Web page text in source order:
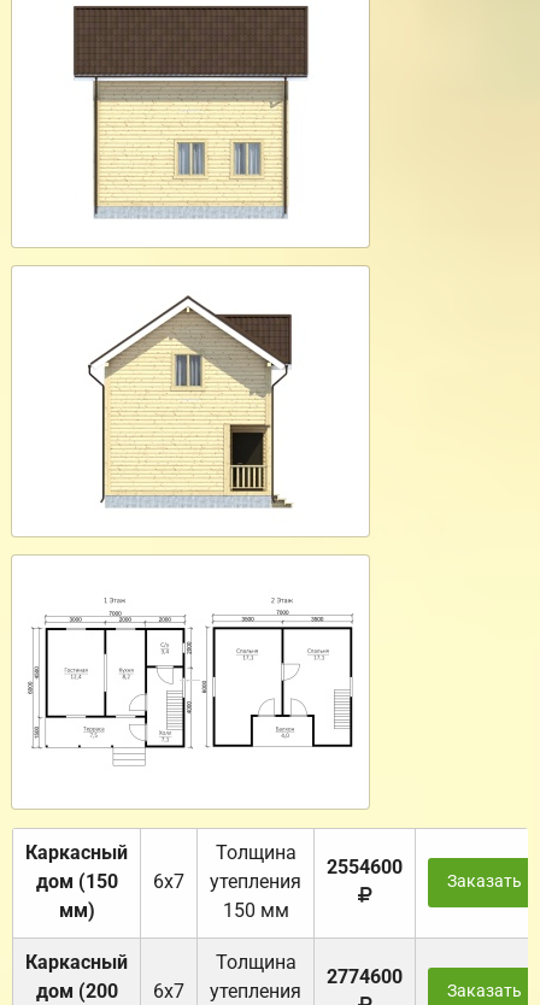
Каркасный
дом (150
мм)
6х7
Толщина
утепления
150 мм
2554600
Заказать
Каркасный
дом (200
6х7
Толщина
утепления
2774600
Заказать